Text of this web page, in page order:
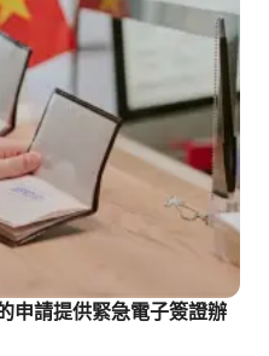
申請提供緊急電子簽證辦